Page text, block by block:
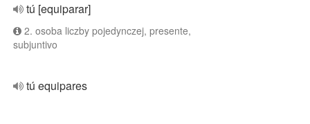
tú [equiparar]
2. osoba liczby pojedynczej, presente,
subjuntivo
tú equipares